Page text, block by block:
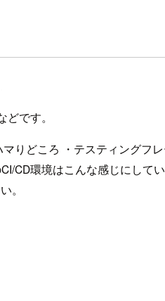
です。
りどころ ・テスティングフ
CD環境はこんな感じにして
。